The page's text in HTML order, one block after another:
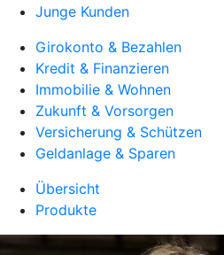
Junge Kunden
Girokonto & Bezahlen
Kredit & Finanzieren
Immobilie & Wohnen
Zukunft & Vorsorgen
Versicherung & Schützen
Geldanlage & Sparen
Übersicht
Produkte